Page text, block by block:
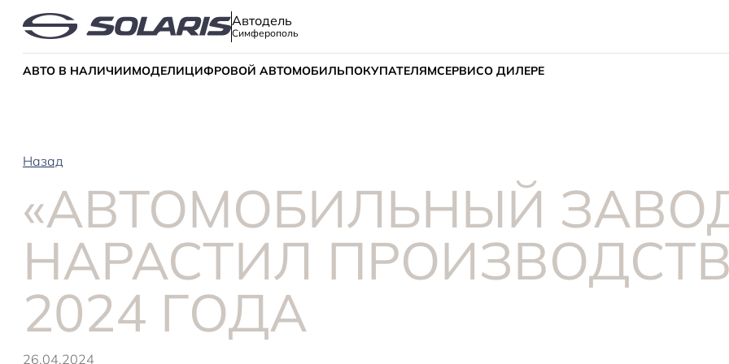
Автодель
Симферополь
АВТО В НАЛИЧИИМОДЕЛИЦИФРОВОЙ АВТОМОБИЛЬПОКУПАТЕЛЯМСЕРВИСО ДИЛЕРЕ
Назад
«АВТОМОБИЛЬНЫЙ
НАРАСТИЛ
2024 ГОДА
26.04.2024